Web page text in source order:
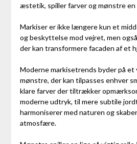
æstetik, spiller farver og mønstre
Markiser er ikke længere kun et
og beskyttelse mod vejret, men
der kan transformere facaden af et
Moderne markisetrends byder på et
mønstre, der kan tilpasses enhver
klare farver der tiltrækker
moderne udtryk, til mere subtile
harmoniserer med naturen og
atmosfære.